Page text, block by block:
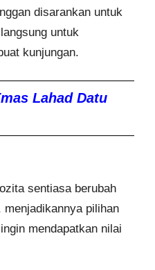
disarankan untuk
untuk
kunjungan.
Lahad Datu
sentiasa berubah
menjadikannya pilihan
mendapatkan nilai